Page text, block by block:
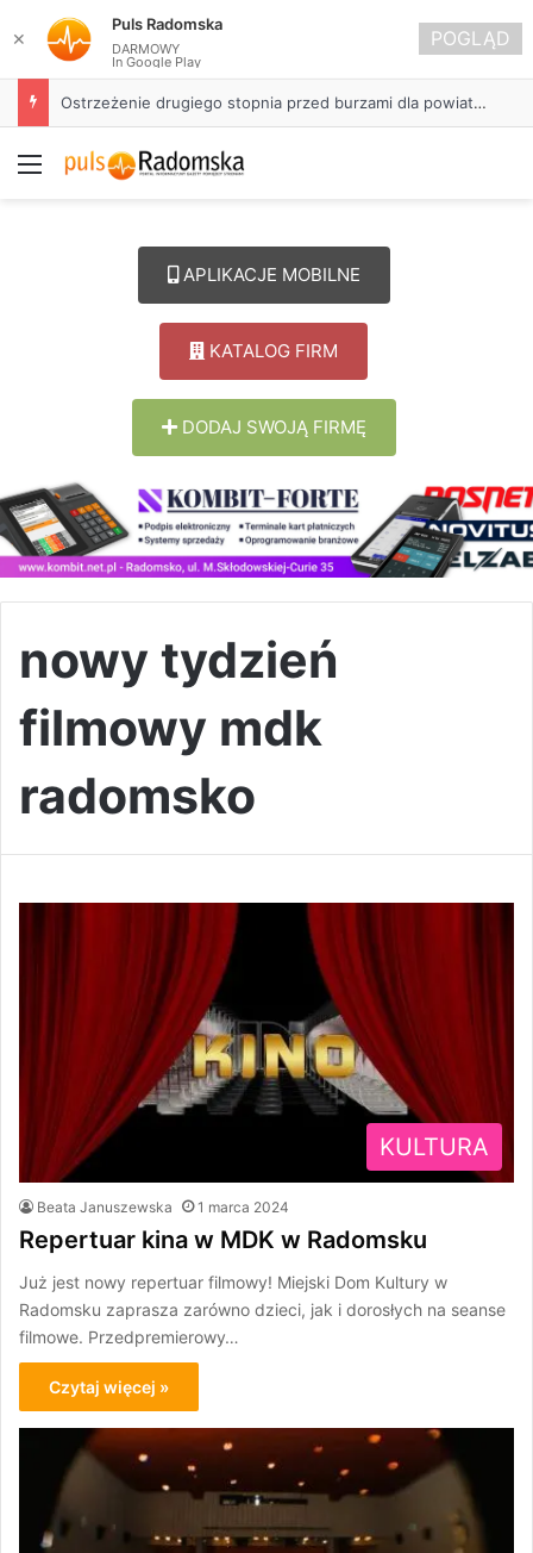
Ostrzeżenie drugiego stopnia przed burzami dla powiatu radomszczańskiego
Menu
APLIKACJE MOBILNE
KATALOG FIRM
DODAJ SWOJĄ FIRMĘ
nowy tydzień
filmowy mdk
radomsko
KULTURA
Beata Januszewska 1 marca 2024
Repertuar kina w MDK w Radomsku
Już jest nowy repertuar filmowy! Miejski Dom Kultury w
Radomsku zaprasza zarówno dzieci, jak i dorosłych na seanse
filmowe. Przedpremierowy…
Czytaj więcej »
✕
Puls Radomska
DARMOWY
In Google Play
POGLĄD